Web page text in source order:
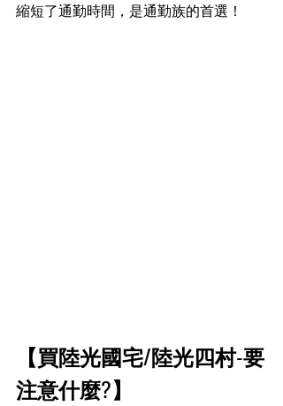
縮短了通勤時間，是通勤族的首選！
【買陸光國宅/陸光四村-要
注意什麼?】